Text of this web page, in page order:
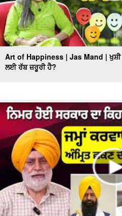
Art of Happiness | Jas Mand |
ਲਈ ਰੱਬ ਜ਼ਰੂਰੀ ਹੈ?